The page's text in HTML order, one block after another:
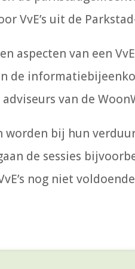
VvE’s uit de
aspecten van een
de
van de
worden bij hun
de sessies
nog niet